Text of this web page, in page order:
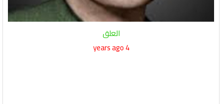
العلق
4 years ago